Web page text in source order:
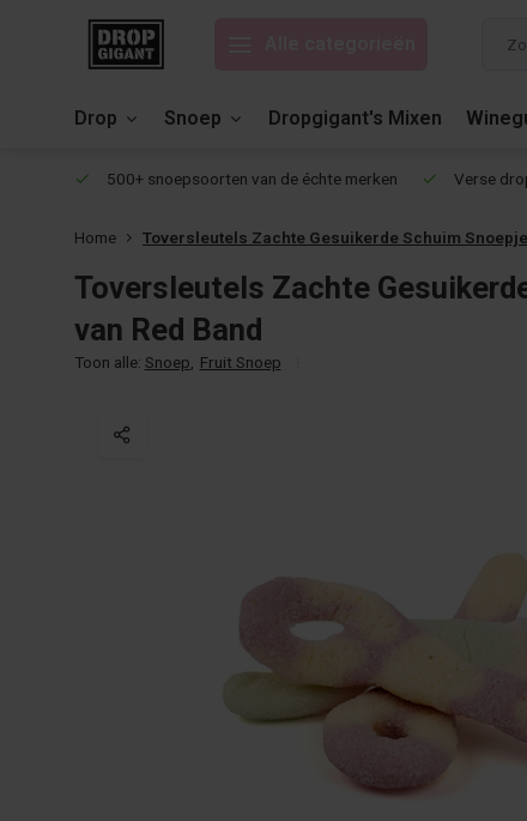
Drop Snoep Dropgigant's Mixen
500+ snoepsoorten van de échte merken Verse
Home Toversleutels Zachte Gesuikerde Schuim
Toversleutels Zachte
van Red Band
Toon alle: Snoep Fruit Snoep